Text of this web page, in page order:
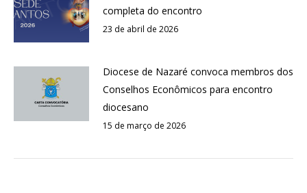
completa do encontro
23 de abril de 2026
Diocese de Nazaré convoca membros dos
Conselhos Econômicos para encontro
diocesano
15 de março de 2026